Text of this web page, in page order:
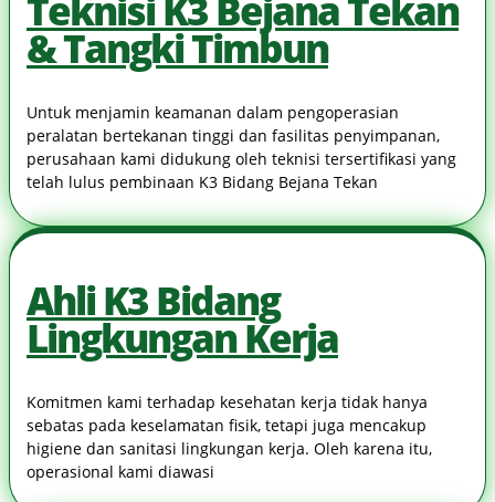
Teknisi K3 Bejana Tekan
& Tangki Timbun
Untuk menjamin keamanan dalam pengoperasian
peralatan bertekanan tinggi dan fasilitas penyimpanan,
perusahaan kami didukung oleh teknisi tersertifikasi yang
telah lulus pembinaan K3 Bidang Bejana Tekan
Ahli K3 Bidang
Lingkungan Kerja
Komitmen kami terhadap kesehatan kerja tidak hanya
sebatas pada keselamatan fisik, tetapi juga mencakup
higiene dan sanitasi lingkungan kerja. Oleh karena itu,
operasional kami diawasi